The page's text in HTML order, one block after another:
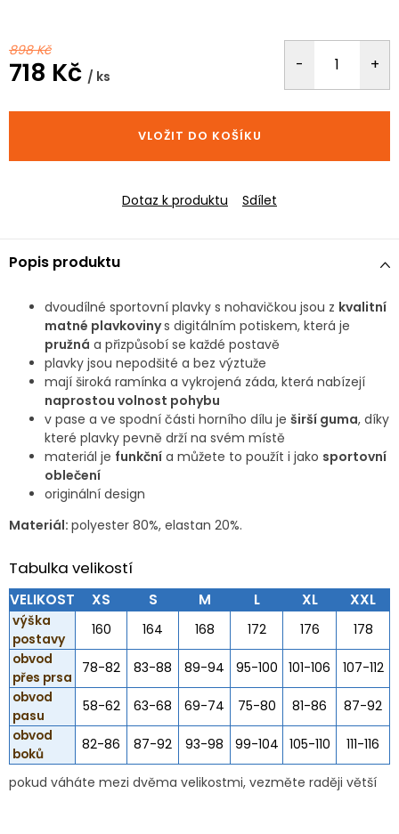
898 Kč
718 Kč / ks
cena:
VLOŽIT DO KOŠÍKU
Dotaz k produktu Sdílet
Popis produktu
dvoudílné sportovní plavky s nohavičkou jsou z kvalitní
matné plavkovinys digitálním potiskem, která je
pružná a přizpůsobí se každé postavě
plavky jsou nepodšité a bez výztuže
mají široká ramínka a vykrojená záda, která nabízejí
naprostou volnost pohybu
v pase a ve spodní části horního dílu je širší guma, díky
které plavky pevně drží na svém místě
materiál je funkční a můžete to použít i jako sportovní
oblečení
originální design
Materiál: polyester 80%, elastan 20%.
Tabulka velikostí
VELIKOST XS S M L XL XXL
výška
postavy
160 164 168 172 176
178
obvod
přes prsa
78-82 83-88 89-94 95-100 101-106
107-112
obvod
pasu
58-62 63-68 69-74 75-80 81-86
87-92
obvod
boků
82-86 87-92 93-98 99-104 105-110 111-116
pokud váháte mezi dvěma velikostmi, vezměte raději větší